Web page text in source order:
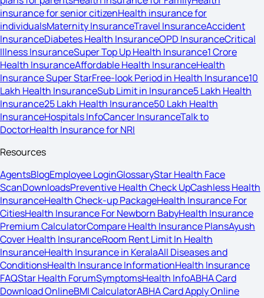
insurance for senior citizenHealth insurance for
individualsMaternity InsuranceTravel InsuranceAccident
InsuranceDiabetes Health InsuranceOPD InsuranceCritical
Illness InsuranceSuper Top Up Health Insurance1 Crore
Health InsuranceAffordable Health InsuranceHealth
Insurance Super StarFree-look Period in Health Insurance10
Lakh Health InsuranceSub Limit in Insurance5 Lakh Health
Insurance25 Lakh Health Insurance50 Lakh Health
InsuranceHospitals InfoCancer InsuranceTalk to
DoctorHealth Insurance for NRI
Resources
AgentsBlogEmployee LoginGlossaryStar Health Face
ScanDownloadsPreventive Health Check UpCashless Health
InsuranceHealth Check-up PackageHealth Insurance For
CitiesHealth Insurance For Newborn BabyHealth Insurance
Premium CalculatorCompare Health Insurance PlansAyush
Cover Health InsuranceRoom Rent Limit In Health
InsuranceHealth Insurance in KeralaAll Diseases and
ConditionsHealth Insurance InformationHealth Insurance
FAQStar Health ForumSymptomsHealth InfoABHA Card
Download OnlineBMI CalculatorABHA Card Apply Online